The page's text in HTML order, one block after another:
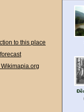
to this place